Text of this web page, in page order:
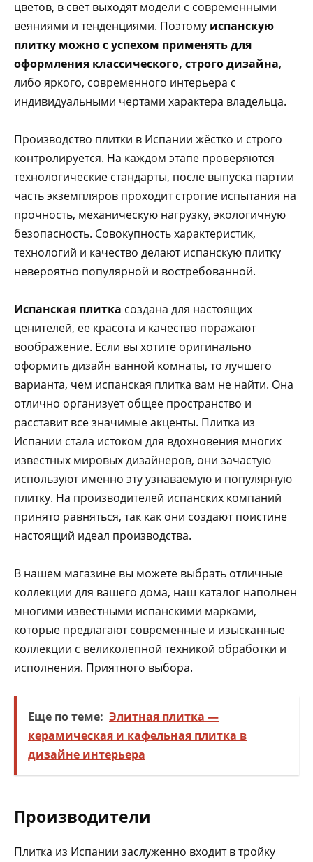
цветов, в свет выходят модели с современными
веяниями и тенденциями. Поэтому испанскую
плитку можно с успехом применять для
оформления классического, строго дизайна,
либо яркого, современного интерьера с
индивидуальными чертами характера владельца.
Производство плитки в Испании жёстко и строго
контролируется. На каждом этапе проверяются
технологические стандарты, после выпуска партии
часть экземпляров проходит строгие испытания на
прочность, механическую нагрузку, экологичную
безопасность. Совокупность характеристик,
технологий и качество делают испанскую плитку
невероятно популярной и востребованной.
Испанская плитка создана для настоящих
ценителей, ее красота и качество поражают
воображение. Если вы хотите оригинально
оформить дизайн ванной комнаты, то лучшего
варианта, чем испанская плитка вам не найти. Она
отлично организует общее пространство и
расставит все значимые акценты. Плитка из
Испании стала истоком для вдохновения многих
известных мировых дизайнеров, они зачастую
используют именно эту узнаваемую и популярную
плитку. На производителей испанских компаний
принято равняться, так как они создают поистине
настоящий идеал производства.
В нашем магазине вы можете выбрать отличные
коллекции для вашего дома, наш каталог наполнен
многими известными испанскими марками,
которые предлагают современные и изысканные
коллекции с великолепной техникой обработки и
исполнения. Приятного выбора.
Еще по теме: Элитная плитка —
керамическая и кафельная плитка в
дизайне интерьера
Производители
Плитка из Испании заслуженно входит в тройку